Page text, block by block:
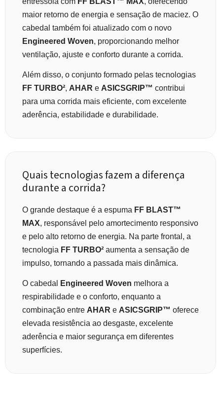
maior retorno de energia e sensação de maciez. O
cabedal também foi atualizado com o novo
Engineered Woven, proporcionando melhor
ventilação, ajuste e conforto durante a corrida.
Além disso, o conjunto formado pelas tecnologias
FF TURBO², AHAR e ASICSGRIP™ contribui
para uma corrida mais eficiente, com excelente
aderência, estabilidade e durabilidade.
Quais tecnologias fazem a diferença
durante a corrida?
O grande destaque é a espuma FF BLAST™
MAX, responsável pelo amortecimento responsivo
e pelo alto retorno de energia. Na parte frontal, a
tecnologia FF TURBO² aumenta a sensação de
impulso, tornando a passada mais dinâmica.
O cabedal Engineered Woven melhora a
respirabilidade e o conforto, enquanto a
combinação entre AHAR e ASICSGRIP™ oferece
elevada resistência ao desgaste, excelente
aderência e maior segurança em diferentes
superfícies.